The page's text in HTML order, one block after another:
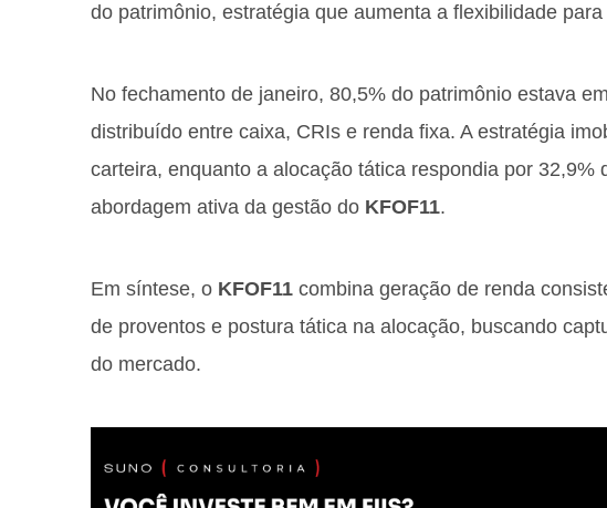
do patrimônio, estratégia que aumenta a flexibilidade
No fechamento de janeiro, 80,5% do patrimônio estava
distribuído entre caixa, CRIs e renda fixa. A estratégia
carteira, enquanto a alocação tática respondia por 32,9%
abordagem ativa da gestão do KFOF11.
Em síntese, o KFOF11 combina geração de renda
de proventos e postura tática na alocação, buscando
do mercado.